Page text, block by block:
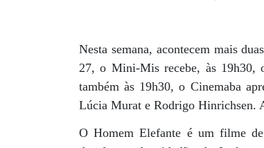
Nesta semana, acontecem mais
27, o Mini-Mis recebe, às 19h30,
também às 19h30, o Cinemaba
Lúcia Murat e Rodrigo Hinrichsen.
O Homem Elefante é um filme